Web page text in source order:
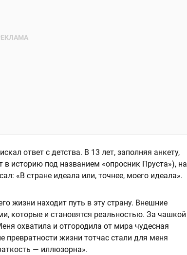
ответ с детства. В 13 лет, заполняя анкету,
историю под названием «опросник Пруста»), на
«В стране идеала или, точнее, моего идеала».
жизни находит путь в эту страну. Внешние
которые и становятся реальностью. За чашкой
охватила и отгородила от мира чудесная
превратности жизни тотчас стали для меня
— иллюзорна».